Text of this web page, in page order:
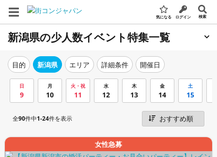
気になる ログイン 検索
新潟県の少人数イベント特集一覧
目的 新潟県 エリア 詳細条件 開催日
日
9
月
10
火・祝
11
水
12
木
13
金
14
土
15
全90件中1-24件を表示
女性急募